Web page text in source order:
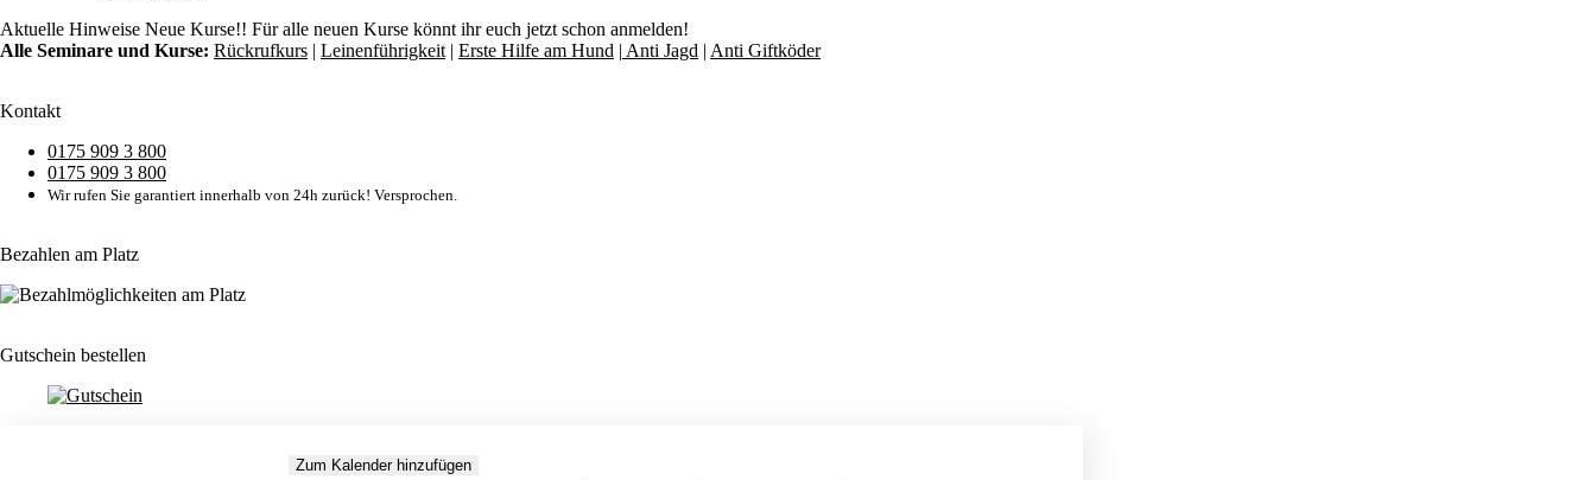
Aktuelle Hinweise Neue Kurse!! Für alle neuen Kurse könnt ihr euch jetzt schon anmelden!
Alle Seminare und Kurse: Rückrufkurs | Leinenführigkeit | Erste Hilfe am Hund | Anti Jagd | Anti Giftköder
Kontakt
0175 909 3 800
0175 909 3 800
Wir rufen Sie garantiert innerhalb von 24h zurück! Versprochen.
Bezahlen am Platz
Gutschein bestellen
Zum Kalender hinzufügen